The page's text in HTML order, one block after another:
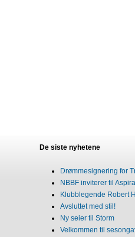
De siste nyhetene
Drømmesignering for
NBBF inviterer til
Klubblegende Robert
Avsluttet med stil!
Ny seier til Storm
Velkommen til